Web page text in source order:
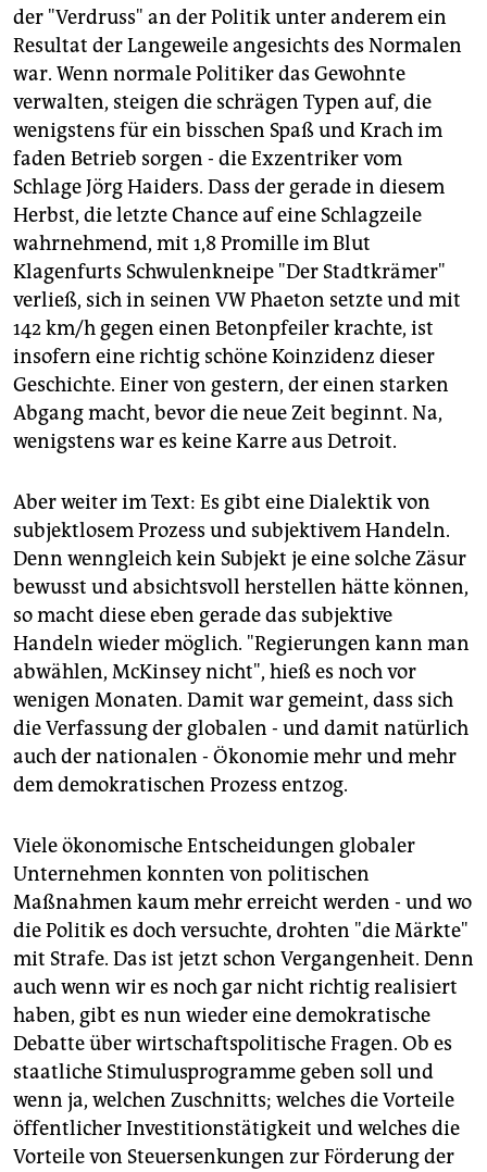
der "Verdruss" an der Politik unter anderem ein
Resultat der Langeweile angesichts des Normalen
war. Wenn normale Politiker das Gewohnte
verwalten, steigen die schrägen Typen auf, die
wenigstens für ein bisschen Spaß und Krach im
faden Betrieb sorgen - die Exzentriker vom
Schlage Jörg Haiders. Dass der gerade in diesem
Herbst, die letzte Chance auf eine Schlagzeile
wahrnehmend, mit 1,8 Promille im Blut
Klagenfurts Schwulenkneipe "Der Stadtkrämer"
verließ, sich in seinen VW Phaeton setzte und mit
142 km/h gegen einen Betonpfeiler krachte, ist
insofern eine richtig schöne Koinzidenz dieser
Geschichte. Einer von gestern, der einen starken
Abgang macht, bevor die neue Zeit beginnt. Na,
wenigstens war es keine Karre aus Detroit.
Aber weiter im Text: Es gibt eine Dialektik von
subjektlosem Prozess und subjektivem Handeln.
Denn wenngleich kein Subjekt je eine solche Zäsur
bewusst und absichtsvoll herstellen hätte können,
so macht diese eben gerade das subjektive
Handeln wieder möglich. "Regierungen kann man
abwählen, McKinsey nicht", hieß es noch vor
wenigen Monaten. Damit war gemeint, dass sich
die Verfassung der globalen - und damit natürlich
auch der nationalen - Ökonomie mehr und mehr
dem demokratischen Prozess entzog.
Viele ökonomische Entscheidungen globaler
Unternehmen konnten von politischen
Maßnahmen kaum mehr erreicht werden - und wo
die Politik es doch versuchte, drohten "die Märkte"
mit Strafe. Das ist jetzt schon Vergangenheit. Denn
auch wenn wir es noch gar nicht richtig realisiert
haben, gibt es nun wieder eine demokratische
Debatte über wirtschaftspolitische Fragen. Ob es
staatliche Stimulusprogramme geben soll und
wenn ja, welchen Zuschnitts; welches die Vorteile
öffentlicher Investitionstätigkeit und welches die
Vorteile von Steuersenkungen zur Förderung der